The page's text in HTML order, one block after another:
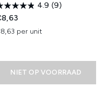
4.9 (9)
per unit
NIET OP VOORRAAD